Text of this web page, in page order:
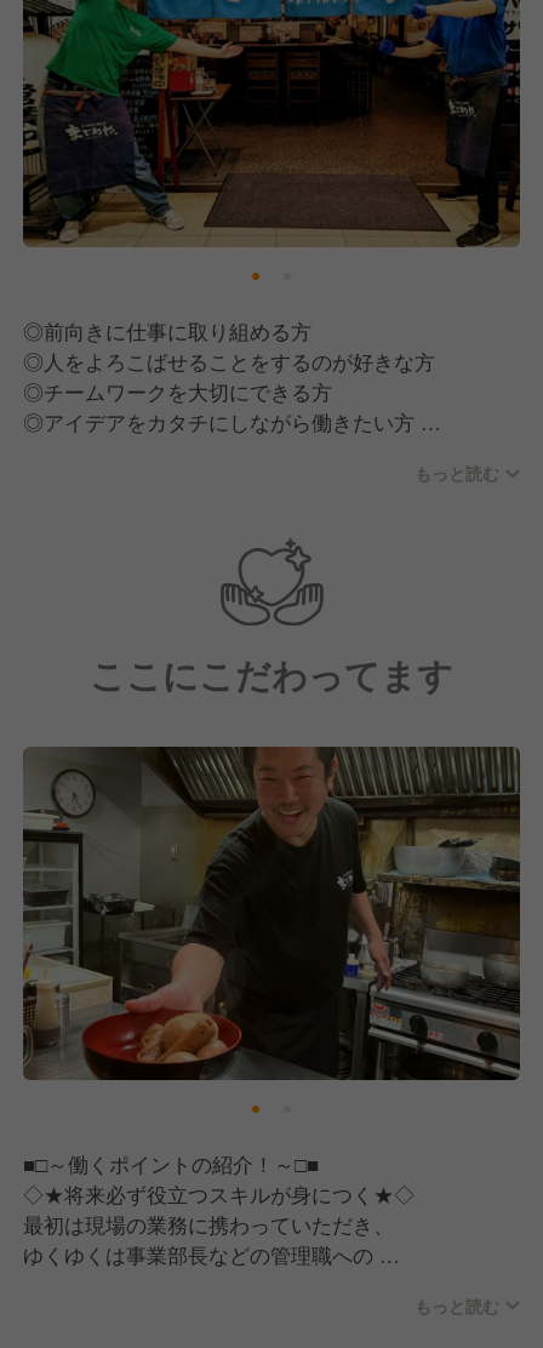
私たちはこの技術と味を守り、さらに
進化させていく仲間を求めています。​
飲食業の経験者はもちろん、未経験でも
本物の技術を学びたい方、歓迎します。​
お客様の「美味しい」の一言と笑顔を
直接感じられる、やりがいのある職場です。​
藁家88で、共に成長し、最高の
料理とサービスを提供しませんか。​
あなたの情熱と真摯な姿勢を、
私たちは全力でサポートします。​
◎前向きに仕事に取り組める方
◎人をよろこばせることをするのが好きな方
◎チームワークを大切にできる方
◎アイデアをカタチにしながら働きたい方
沢山の方との出会いを大切に考えています。
経験に関係なく成果が給与に直結します！
誰にでもチャンスがあります！
〜●大切にしているたったひとつの信念●〜
「会社が従業員を動かしているのではなく、
従業員一人ひとりが会社を動かしている」
という信念です。
さまざまな個性を持つスタッフが集まる
会社だからこそ、異なる価値観によって
起きる化学反応で「新しい価値」を
創っていきます。
そして、スタッフ一人ひとりに
大切にしてほしいのは
「身近なHAPPYから大きなHAPPYへ」
生活の中にある実現できそうな“幸せ”を
コツコツ叶えていくことが、
いずれ大きな“幸せ”へと
つながっていきます。
もっと読む
ここにこだわってます
■□～働くポイントの紹介！～□■
◇★将来必ず役立つスキルが身につく★◇
最初は現場の業務に携わっていただき、
ゆくゆくは事業部長などの管理職への
もっと読む